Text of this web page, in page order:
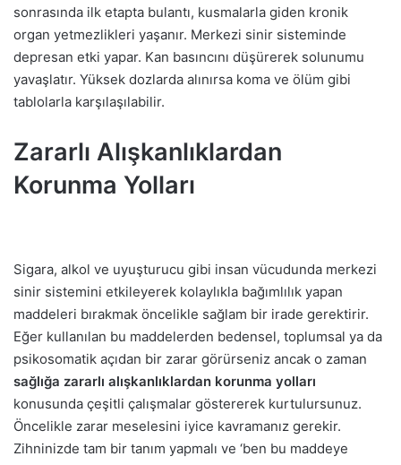
sonrasında ilk etapta bulantı, kusmalarla giden kronik
organ yetmezlikleri yaşanır. Merkezi sinir sisteminde
depresan etki yapar. Kan basıncını düşürerek solunumu
yavaşlatır. Yüksek dozlarda alınırsa koma ve ölüm gibi
tablolarla karşılaşılabilir.
Zararlı Alışkanlıklardan
Korunma Yolları
Sigara, alkol ve uyuşturucu gibi insan vücudunda merkezi
sinir sistemini etkileyerek kolaylıkla bağımlılık yapan
maddeleri bırakmak öncelikle sağlam bir irade gerektirir.
Eğer kullanılan bu maddelerden bedensel, toplumsal ya da
psikosomatik açıdan bir zarar görürseniz ancak o zaman
sağlığa zararlı alışkanlıklardan korunma yolları
konusunda çeşitli çalışmalar göstererek kurtulursunuz.
Öncelikle zarar meselesini iyice kavramanız gerekir.
Zihninizde tam bir tanım yapmalı ve ‘ben bu maddeye